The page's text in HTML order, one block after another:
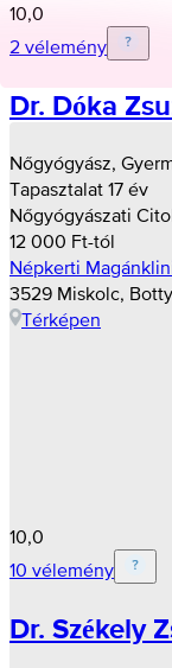
10,0
2 vélemény
Dr. Dóka
Nőgyógyász,
Tapasztalat 17 év
Nőgyógyászati
12 000 Ft-tól
Népkerti
3529 Miskolc,
Térképen
10,0
10 vélemény
Dr. Székely